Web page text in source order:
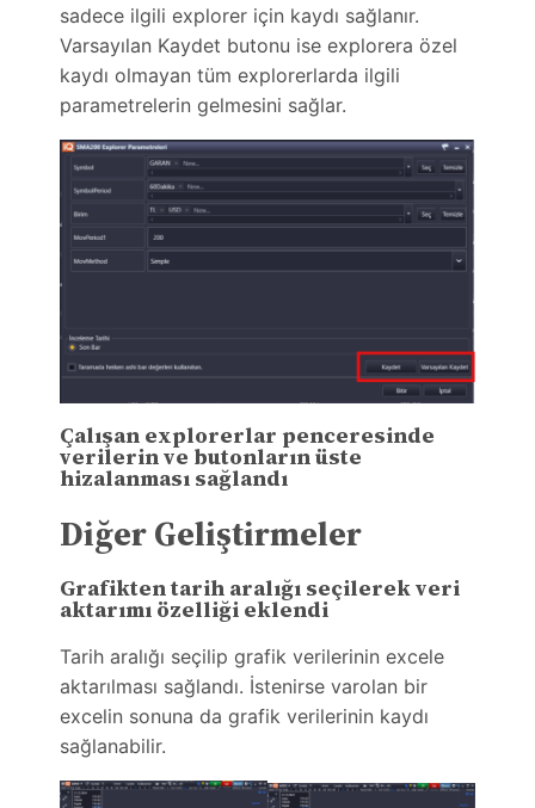
sadece ilgili explorer için kaydı sağlanır.
Varsayılan Kaydet butonu ise explorera özel
kaydı olmayan tüm explorerlarda ilgili
parametrelerin gelmesini sağlar.
Çalışan explorerlar penceresinde
verilerin ve butonların üste
hizalanması sağlandı
Diğer Geliştirmeler
Grafikten tarih aralığı seçilerek veri
aktarımı özelliği eklendi
Tarih aralığı seçilip grafik verilerinin excele
aktarılması sağlandı. İstenirse varolan bir
excelin sonuna da grafik verilerinin kaydı
sağlanabilir.